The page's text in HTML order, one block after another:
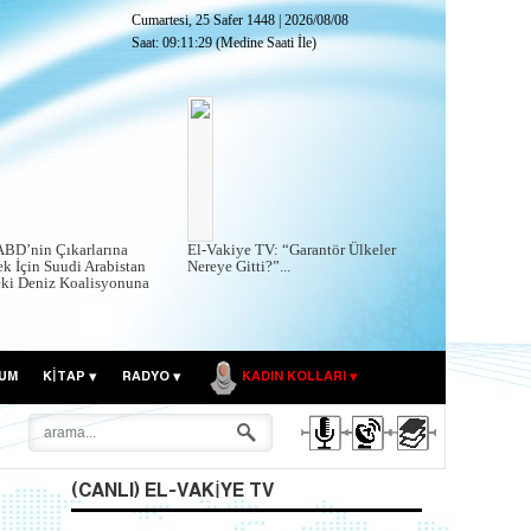
Cumartesi, 25 Safer 1448 2026/08/08
Saat: 09:11:30(Medine Saati İle)
Çıkarlarına
İçin Suudi Arabistan
Deniz Koalisyonuna
El-Vakiye TV: “Garantör Ülkeler
Nereye Gitti?”...
KITAP RADYO KADIN KOLLARI
(CANLI) EL-VAKIYE TV